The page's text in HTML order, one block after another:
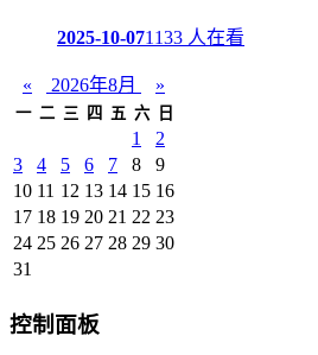
2025-10-071133 人在看
« 2026年8月 »
一 二 三 四 五 六 日
1
2
3
4 5 6 7 8
9
10 11 12 13 14 15 16
17 18 19 20 21 22 23
24 25 26 27 28 29 30
31
控制面板